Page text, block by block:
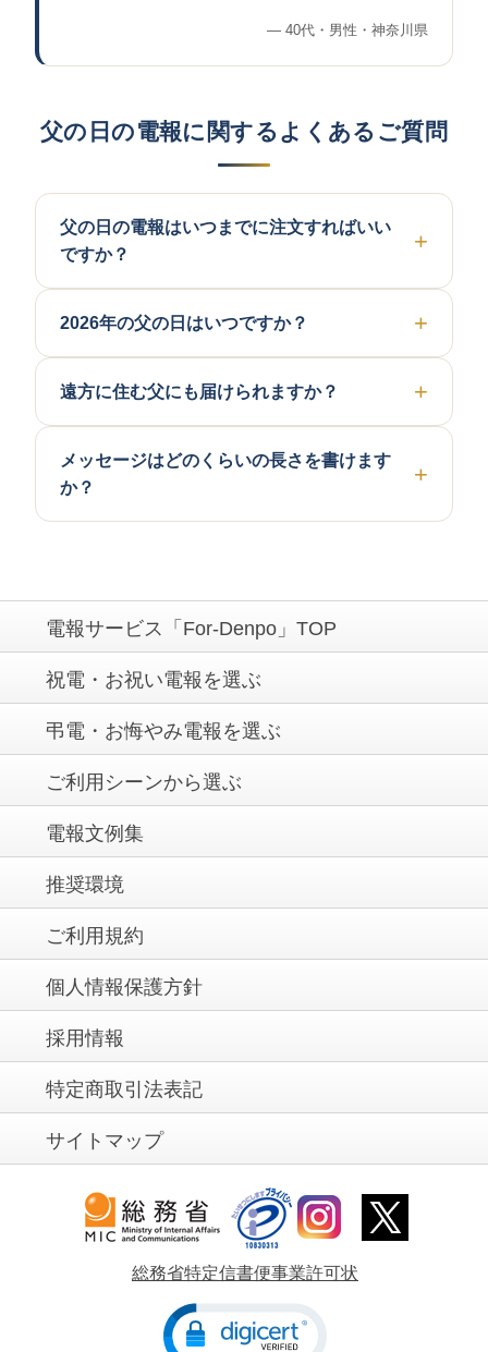
40代・男性・神奈川県
父の日の電報に関するよくあるご質問
父の日の電報はいつまでに注文すればいい
ですか？
2026年の父の日はいつですか？
遠方に住む父にも届けられますか？
メッセージはどのくらいの長さを書けます
か？
電報サービス「For-Denpo」TOP
祝電・お祝い電報を選ぶ
弔電・お悔やみ電報を選ぶ
ご利用シーンから選ぶ
電報文例集
推奨環境
ご利用規約
個人情報保護方針
採用情報
特定商取引法表記
サイトマップ
総務省特定信書便事業許可状